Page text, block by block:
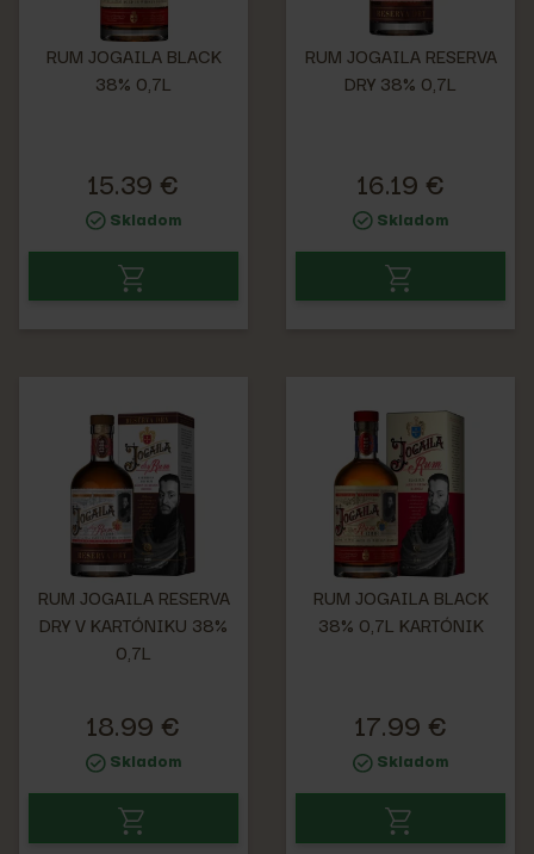
RUM JOGAILA BLACK
38% 0,7L
15.39 €
Skladom
RUM JOGAILA RESERVA
DRY 38% 0,7L
16.19 €
Skladom
RUM JOGAILA RESERVA
DRY V KARTÓNIKU 38%
0,7L
18.99 €
Skladom
RUM JOGAILA BLACK
38% 0,7L KARTÓNIK
17.99 €
Skladom